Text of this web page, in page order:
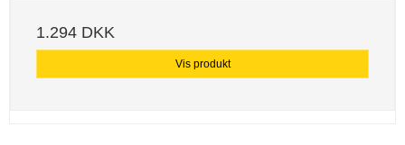
1.294 DKK
Vis produkt